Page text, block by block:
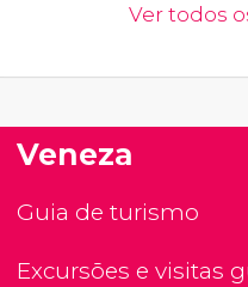
Ver todos
Veneza
Guia de turismo
Excursões e visitas